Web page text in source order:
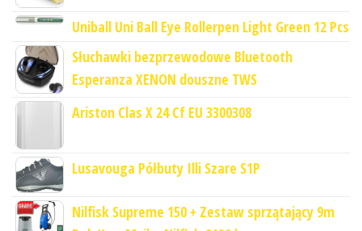
Uniball Uni Ball Eye Rollerpen Light Green 12 Pcs
Słuchawki bezprzewodowe Bluetooth
Esperanza XENON douszne TWS
Ariston Clas X 24 Cf EU 3300308
Lusavouga Półbuty Illi Szare S1P
Nilfisk Supreme 150 + Zestaw sprzątający 9m